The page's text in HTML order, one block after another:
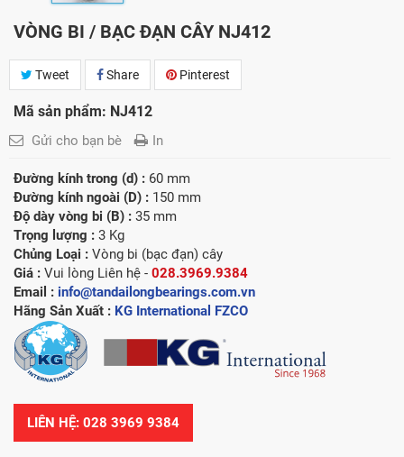
VÒNG BI / BẠC ĐẠN CÂY NJ412
Tweet Share Pinterest
Mã sản phẩm: NJ412
Gửi cho bạn bè In
Đường kính trong (d) : 60 mm
Đường kính ngoài (D) : 150 mm
Độ dày vòng bi (B) : 35 mm
Trọng lượng : 3 Kg
Chủng Loại : Vòng bi (bạc đạn) cây
Giá : Vui lòng Liên hệ - 028.3969.9384
Email : info@tandailongbearings.com.vn
Hãng Sản Xuất : KG International FZCO
LIÊN HỆ: 028 3969 9384